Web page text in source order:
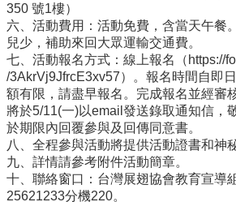
力
宇
教
育
平
台
正
常
教
學
自
350 號1樓）
六、活動費用：活動免費，含當天午餐
兒少，補助來回大眾運輸交通費。
七、活動報名方式：線上報名（https://
/3AkrVj9JfrcE3xv57）。報名時間自即
額有限，請盡早報名。完成報名並經審
將於5/11(一)以email發送錄取通知信，
於期限內回覆參與及回傳同意書。
八、全程參與活動將提供活動證書和神
九、詳情請參考附件活動簡章。
十、聯絡窗口：台灣展翅協會教育宣導
25621233分機220。